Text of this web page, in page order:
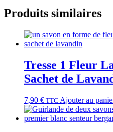
Produits similaires
Tresse 1 Fleur
Sachet de
7,90 € TTC Ajouter au